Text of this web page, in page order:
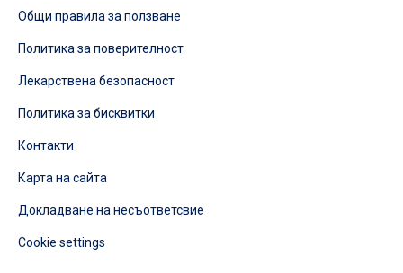
ЕПИЛЕПСИЯ
Общи правила за ползване
Политика за поверителност
Лекарствена безопасност
Политика за бисквитки
Контакти
Карта на сайта
Докладване на несъответсвие
Cookie settings